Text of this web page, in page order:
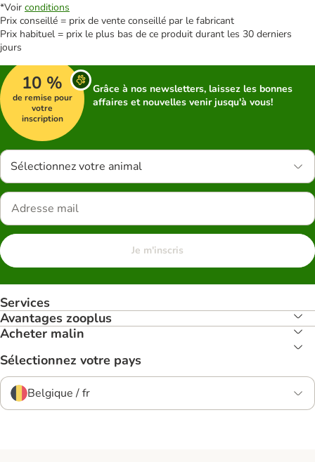
*Voir conditions
Prix conseillé = prix de vente conseillé par le fabricant
Prix habituel = prix le plus bas de ce produit durant les 30 derniers
jours
10 %
de remise pour
votre
inscription
Grâce à nos newsletters, laissez les bonnes
affaires et nouvelles venir jusqu'à vous!
Sélectionnez votre animal
Je m'inscris
Services
Avantages zooplus
Acheter malin
Sélectionnez votre pays
Belgique / fr